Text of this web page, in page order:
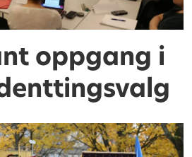
oppgang i